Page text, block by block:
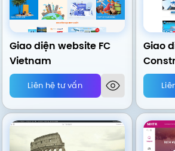
Giao diện website FC
Vietnam
Liên hệ tư vấn
Giao